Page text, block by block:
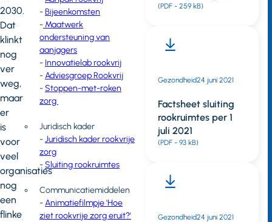
2030.
Dat
klinkt
nog
ver
weg,
maar
er
is
voor
veel
organisaties
nog
een
flinke
-Bijeenkomsten
- Maatwerk
ondersteuning van
aanjagers
- Innovatielab rookvrij
-Adviesgroep Rookvrij
-Stoppen-met-roken
zorg
Juridisch kader
-Juridisch kader rookvrije
zorg
-Sluiting rookruimtes
Communicatiemiddelen
-Animatiefilmpje 'Hoe
ziet rookvrije zorg eruit?'
(PDF - 259 kB)
Factsheet sluiting
rookruimtes per 1
juli 2021
(PDF - 93 kB)
Gezondheid24 juni 2021
Gezondheid24 juni 2021